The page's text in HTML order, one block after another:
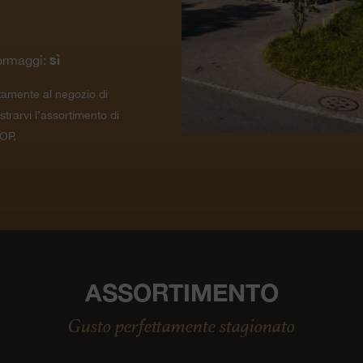
sì
al negozio di
l’assortimento di
ASSORTIMENTO
Gusto perfettamente stagionato